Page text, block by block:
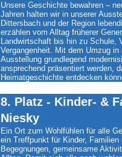
Unsere Geschichte bewahren –
Jahren halten wir in unserer
Dittersbach und der Region
erzählen vom Alltag früherer
Landwirtschaft bis hin zu Schule,
Vergangenheit. Mit dem Umzug
Ausstellung grundlegend
ansprechend präsentiert werden,
Heimatgeschichte entdecken
8. Platz - Kinder- &
Niesky
Ein Ort zum Wohlfühlen für alle
ein Treffpunkt für Kinder,
Begegnungen, gemeinsame